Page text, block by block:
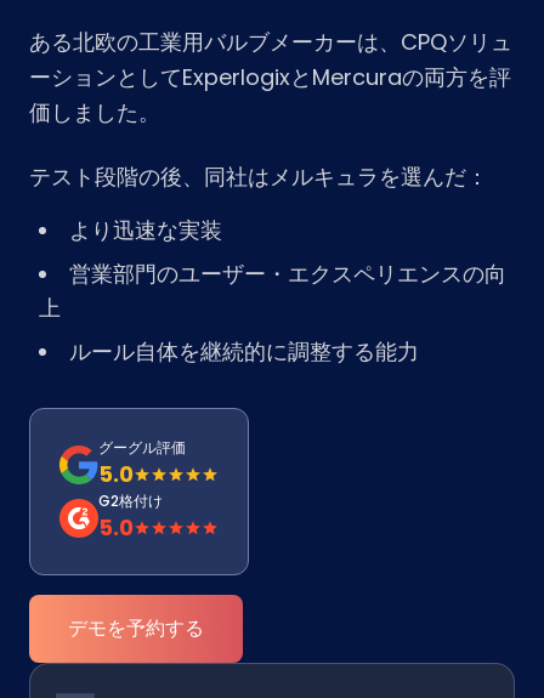
ある北欧の工業用バルブメーカーは、CPQソリュ
ーションとしてExperlogixとMercuraの両方を評
価しました。
テスト段階の後、同社はメルキュラを選んだ：
より迅速な実装
営業部門のユーザー・エクスペリエンスの向
上
ルール自体を継続的に調整する能力
グーグル評価
5.0
G2格付け
5.0
デモを予約する